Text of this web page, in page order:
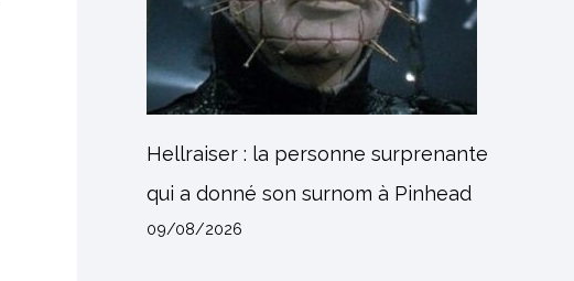
Hellraiser : la personne surprenante
qui a donné son surnom à Pinhead
09/08/2026